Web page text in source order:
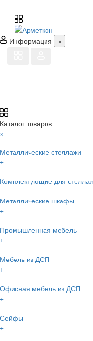
Информация
×
Каталог товаров
×
Металлические стеллажи
+
Комплектующие для
Металлические шкафы
+
Промышленная мебель
+
Мебель из ДСП
+
Офисная мебель из ДСП
+
Сейфы
+